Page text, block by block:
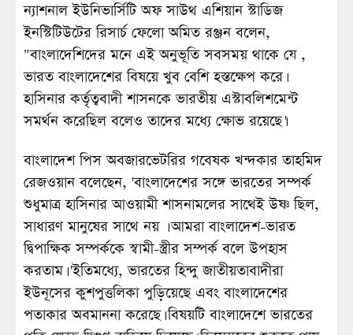
ন্যাশনাল ইউনিভার্সিটি অফ সাউথ এশিয়ান স্টাডিজ
ইনস্টিটিউটের রিসার্চ ফেলো অমিত রঞ্জন বলেন,
"বাংলাদেশিদের মনে এই অনুভূতি সবসময় থাকে যে ,
ভারত বাংলাদেশের বিষয়ে খুব বেশি হস্তক্ষেপ করে।
হাসিনার কর্তৃত্ববাদী শাসনকে ভারতীয় এস্টাবলিশমেন্ট
সমর্থন করেছিল বলেও তাদের মধ্যে ক্ষোভ রয়েছে।'
বাংলাদেশ পিস অবজারভেটরির গবেষক খন্দকার তাহমিদ
রেজওয়ান বলেছেন, 'বাংলাদেশের সঙ্গে ভারতের সম্পর্ক
শুধুমাত্র হাসিনার আওয়ামী শাসনামলের সাথেই উষ্ণ ছিল,
সাধারণ মানুষের সাথে নয় । আমরা বাংলাদেশ-ভারত
দ্বিপাক্ষিক সম্পর্ককে স্বামী-স্ত্রীর সম্পর্ক বলে উপহাস
করতাম। 'ইতিমধ্যে, ভারতের হিন্দু জাতীয়তাবাদীরা
ইউনূসের কুশপুত্তলিকা পুড়িয়েছে এবং বাংলাদেশের
পতাকার অবমাননা করেছে। বিষয়টি বাংলাদেশে ভারতের